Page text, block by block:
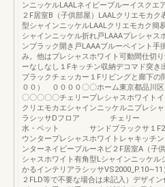
ンニッケルLAALネイビーブルーイスクエ
２F居室B（子供部屋）LAALクリエモカク
型シャインニッケルLAALクリエモカク簡
シャインニッケル折れ戸LAAAプレシャス
ンブラック開き戸LAAAブルーペイント手
み。他はプレシャスホワイト可動間仕切
ーなしなし１Fキッチン収納デコマド突き
ブラックチェッカー１Fリビングと廊下の
００） ００００〇〇ホーム東京都品川
〇〇〇〇〇チェリープレシャスホワイト
クリエモカエシャインニッケルニプ
ラシッサDフロア チェリー ラ
水・ペット サンドブラックサ１F2F
ウンタープレシャスホワイトレャキッチ
ンターネイビーブルーネビ２F居室A（子
シャスホワイト有角型Lシャインニッケル
かるインテリアラシッサVS2000_P.10∼11
２FLD等で不要な場合は未記入）デザイ